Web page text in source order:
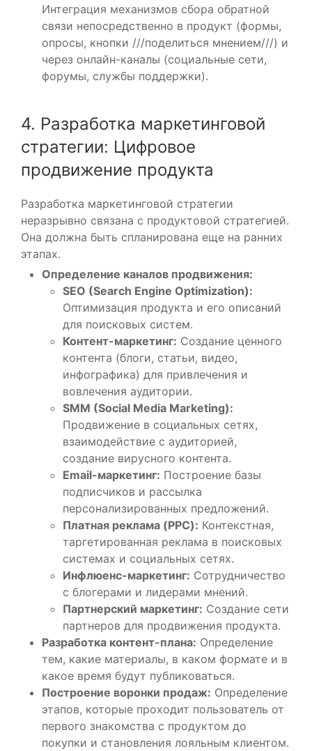
Интеграция механизмов сбора обратной
связи непосредственно в продукт (формы,
опросы, кнопки ///поделиться мнением///) и
через онлайн-каналы (социальные сети,
форумы, службы поддержки).
4. Разработка маркетинговой
стратегии: Цифровое
продвижение продукта
Разработка маркетинговой стратегии
неразрывно связана с продуктовой стратегией.
Она должна быть спланирована еще на ранних
этапах.
Определение каналов продвижения:
SEO (Search Engine Optimization):
Оптимизация продукта и его описаний
для поисковых систем.
Контент-маркетинг: Создание ценного
контента (блоги, статьи, видео,
инфографика) для привлечения и
вовлечения аудитории.
SMM (Social Media Marketing):
Продвижение в социальных сетях,
взаимодействие с аудиторией,
создание вирусного контента.
Email-маркетинг: Построение базы
подписчиков и рассылка
персонализированных предложений.
Платная реклама (PPC): Контекстная,
таргетированная реклама в поисковых
системах и социальных сетях.
Инфлюенс-маркетинг: Сотрудничество
с блогерами и лидерами мнений.
Партнерский маркетинг: Создание сети
партнеров для продвижения продукта.
Разработка контент-плана: Определение
тем, какие материалы, в каком формате и в
какое время будут публиковаться.
Построение воронки продаж: Определение
этапов, которые проходит пользователь от
первого знакомства с продуктом до
покупки и становления лояльным клиентом.